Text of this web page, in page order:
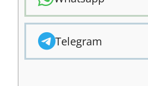
Whatsapp
Telegram